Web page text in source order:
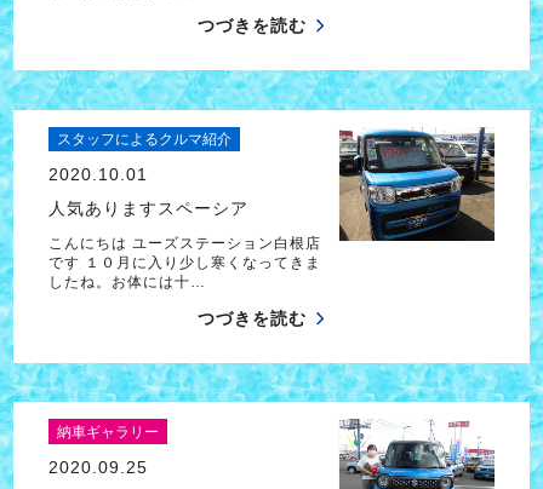
つづきを読む
スタッフによるクルマ紹介
2020.10.01
人気ありますスペーシア
こんにちは ユーズステーション白根店
です １０月に入り少し寒くなってきま
したね。お体には十…
つづきを読む
納車ギャラリー
2020.09.25